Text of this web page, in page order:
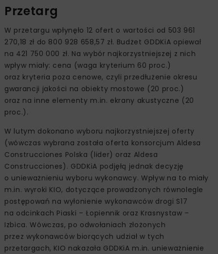
Przetarg
W przetargu wpłynęło 12 ofert o wartości od 503 961
270,18 zł do 800 928 658,57 zł. Budżet GDDKiA opiewał
na 421 750 000 zł. Na wybór najkorzystniejszej z nich
wpływ miały: cena (waga kryterium 60 proc.)
oraz kryteria poza cenowe, czyli przedłużenie okresu
gwarancji jakości na obiekty mostowe (20 proc.)
oraz na inne elementy m.in. ekrany akustyczne (20
proc.).
W lutym dokonano wyboru najkorzystniejszej oferty
(wówczas wybrana została oferta konsorcjum Aldesa
Construcciones Polska (lider) oraz Aldesa
Construcciones). GDDKiA podjęłą jednak decyzję
o unieważnieniu wyboru wykonawcy. Wpływ na to miały
m.in. wyroki KIO, dotyczące prowadzonych równolegle
postępowań na wyłonienie wykonawców drogi S17
na odcinkach Piaski – Łopiennik oraz Krasnystaw –
Izbica. Wówczas, po odwołaniach złożonych
przez wykonawców biorących udział w tych
przetargach, KIO nakazała GDDKiA m.in. unieważnienie